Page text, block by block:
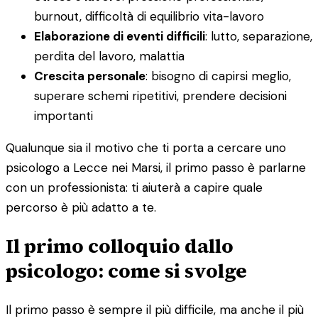
burnout, difficoltà di equilibrio vita-lavoro
Elaborazione di eventi difficili: lutto, separazione,
perdita del lavoro, malattia
Crescita personale: bisogno di capirsi meglio,
superare schemi ripetitivi, prendere decisioni
importanti
Qualunque sia il motivo che ti porta a cercare uno
psicologo a Lecce nei Marsi, il primo passo è parlarne
con un professionista: ti aiuterà a capire quale
percorso è più adatto a te.
Il primo colloquio dallo
psicologo: come si svolge
Il primo passo è sempre il più difficile, ma anche il più